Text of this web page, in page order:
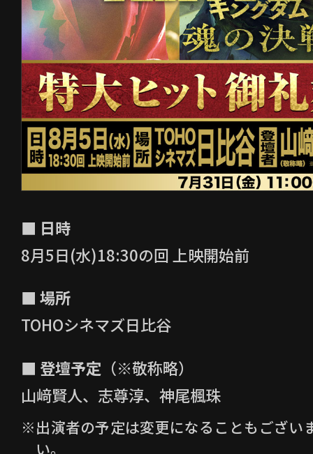
■ 日時
8月5日(水)18:30の回 上映開始前
■ 場所
TOHOシネマズ日比谷
■ 登壇予定 （※敬称略）
山﨑賢人、志尊淳、神尾楓珠
※出演者の予定は変更になることもござい
い。